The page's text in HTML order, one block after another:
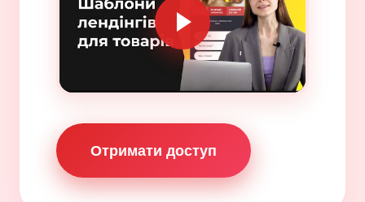
Отримати доступ